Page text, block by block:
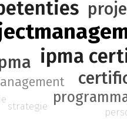
ipma
strategie